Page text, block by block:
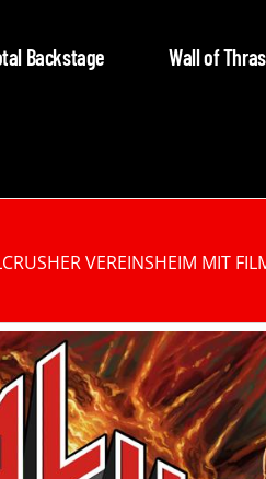
Backstage Wall of
VEREINSHEIM MIT